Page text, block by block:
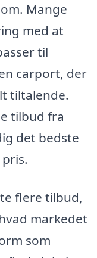
Mange
med at
til
carport, der
tiltalende.
tilbud fra
det bedste
flere tilbud,
markedet
som